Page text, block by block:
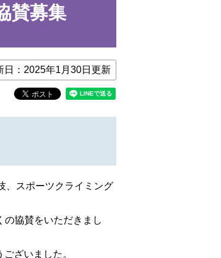
賛募集
日：2025年1月30日更新
、スポーツクライミング
協賛をいただきまし
ざいました。